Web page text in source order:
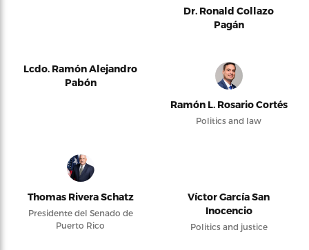
Dr. Ronald Collazo
Pagán
Lcdo. Ramón Alejandro
Pabón
Ramón L. Rosario Cortés
Politics and law
Thomas Rivera Schatz
Presidente del Senado de
Puerto Rico
Víctor García San
Inocencio
Politics and justice